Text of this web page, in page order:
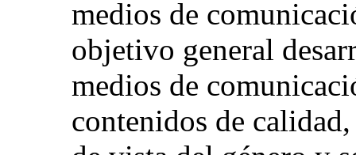
medios de
objetivo general
medios de
contenidos de